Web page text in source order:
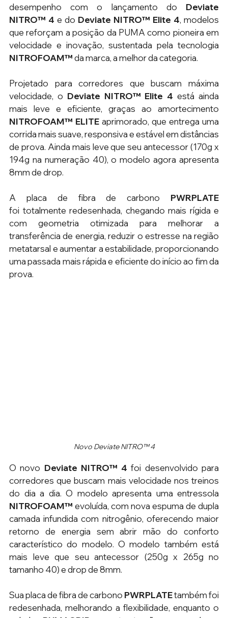
desempenho com o lançamento do Deviate
NITRO™ 4 e do Deviate NITRO™ Elite 4, modelos
que reforçam a posição da PUMA como pioneira em
NITROFOAM™ da marca, a melhor da categoria.
Projetado para corredores que buscam máxima
velocidade, o Deviate NITRO™ Elite 4 está ainda
NITROFOAM™ ELITE aprimorado, que entrega uma
corrida mais suave, responsiva e estável em distâncias
de prova. Ainda mais leve que seu antecessor (170g x
194g na numeração 40), o modelo agora apresenta
8mm de drop.
A placa de fibra de carbono
foi totalmente redesenhada, chegando mais rígida e
com geometria otimizada para melhorar a
transferência de energia, reduzir o estresse na região
metatarsal e aumentar a estabilidade, proporcionando
uma passada mais rápida e eficiente do início ao fim da
prova.
Novo Deviate NITRO™ 4
O novo Deviate NITRO™ 4 foi desenvolvido para
corredores que buscam mais velocidade nos treinos
NITROFOAM™ evoluída, com nova espuma de dupla
camada infundida com nitrogênio, oferecendo maior
retorno de energia sem abrir mão do conforto
característico do modelo. O modelo também está
mais leve que seu antecessor (250g x 265g no
tamanho 40) e drop de 8mm.
Sua placa de fibra de carbono PWRPLATE também foi
redesenhada, melhorando a flexibilidade, enquanto o